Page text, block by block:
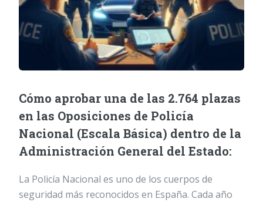
Cómo aprobar una de las 2.764 plazas
en las Oposiciones de Policía
Nacional (Escala Básica) dentro de la
Administración General del Estado:
La Policía Nacional es uno de los cuerpos de
seguridad más reconocidos en España. Cada año